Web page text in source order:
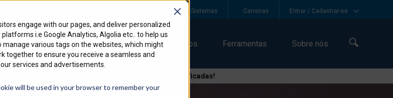
engage with our pages, and deliver personalized
i.e Google Analytics, Algolia etc.. to help us
manage various tags on the websites, which might
together to ensure you receive a seamless and
services and advertisements.
will be used in your browser to remember your
Pesquisa de Sistemas Carreiras Entrar / Cadastrar-se
MercadosNós Servimos Recursos Ferramentas Sobre nós
Eventos onde você pode encontrar Tecnologias Especificadas!